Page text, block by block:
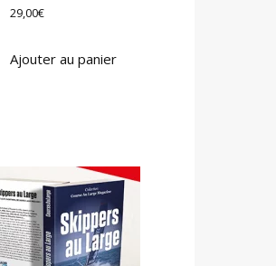
29,00€
Ajouter au panier